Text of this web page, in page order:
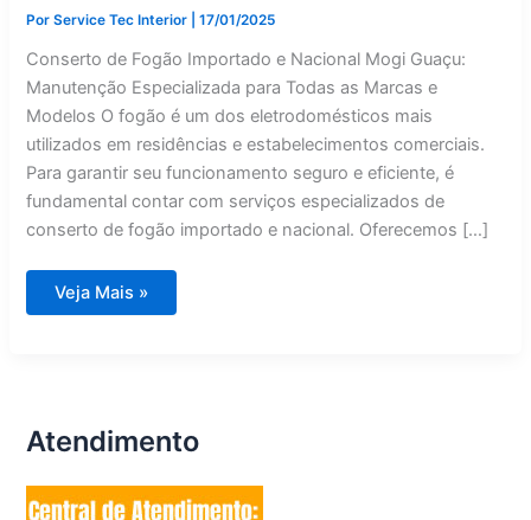
PorService Tec Interior |17/01/2025
Conserto de Fogão Importado e Nacional Mogi Guaçu:
Manutenção Especializada para Todas as Marcas e
Modelos O fogão é um dos eletrodomésticos mais
utilizados em residências e estabelecimentos comerciais.
Para garantir seu funcionamento seguro e eficiente, é
fundamental contar com serviços especializados de
conserto de fogão importado e nacional. Oferecemos […]
Conserto
de
Veja Mais »
Atendimento